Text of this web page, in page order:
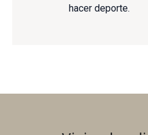
hacer deporte.